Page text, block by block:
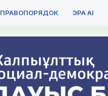
ПРАВОПОРЯДОК ЭРА AI